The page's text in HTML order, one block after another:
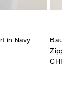
in Navy